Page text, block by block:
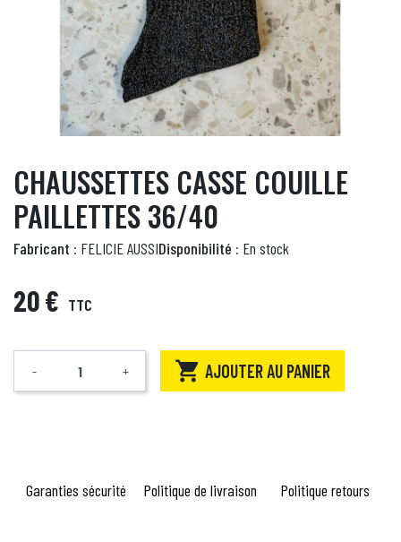
CHAUSSETTES CASSE COUILLE
PAILLETTES 36/40
Fabricant : FELICIE AUSSIDisponibilité : En stock
20 € TTC
Quantité
- +  AJOUTER AU PANIER
Garanties sécurité Politique de livraison Politique retours